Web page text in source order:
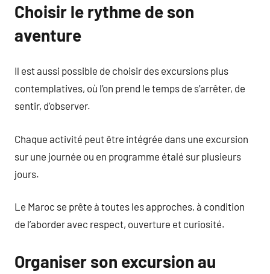
Choisir le rythme de son
aventure
Il est aussi possible de choisir des excursions plus
contemplatives, où l’on prend le temps de s’arrêter, de
sentir, d’observer.
Chaque activité peut être intégrée dans une excursion
sur une journée ou en programme étalé sur plusieurs
jours.
Le Maroc se prête à toutes les approches, à condition
de l’aborder avec respect, ouverture et curiosité.
Organiser son excursion au